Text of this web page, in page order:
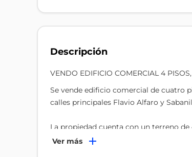
Descripción
VENDO EDIFICIO COMERCIAL 4
Se vende edificio comercial de cuatro
calles principales Flavio Alfaro y
La propiedad cuenta con un terreno
17 ambientes amplios y funcionales; lo
Ver más